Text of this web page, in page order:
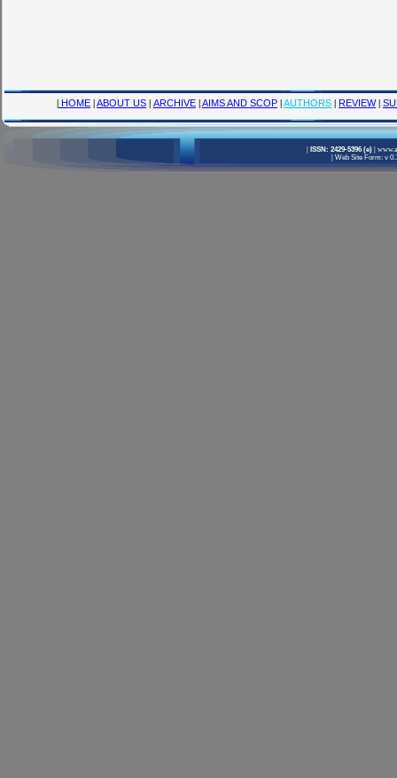
|ISSN: 2429-5396 (e) |
|Web Site Form: v
| HOME |ABOUT US | ARCHIVE |AIMS AND SCOP |AUTHORS | REVIEW |